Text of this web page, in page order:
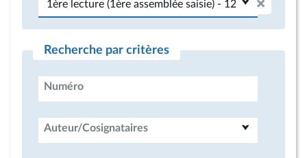
Recherche par critères
Numéro
Auteur/Cosignataires